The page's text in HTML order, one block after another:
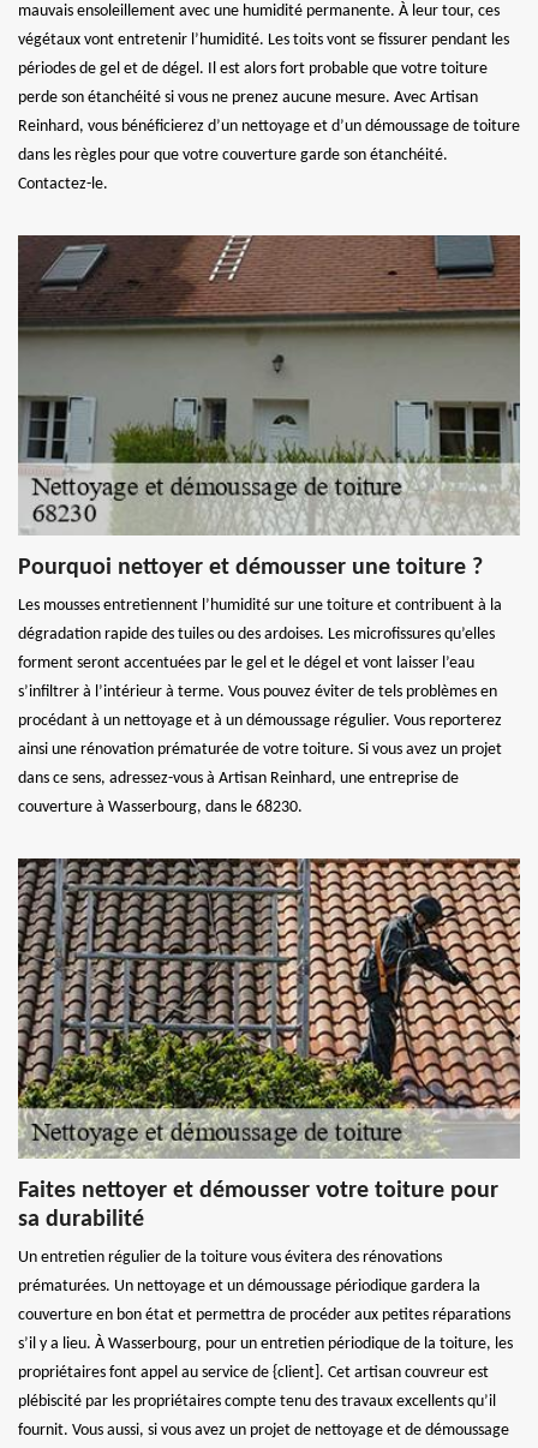
mauvais ensoleillement avec une humidité permanente. À leur tour, ces
végétaux vont entretenir l’humidité. Les toits vont se fissurer pendant les
périodes de gel et de dégel. Il est alors fort probable que votre toiture
perde son étanchéité si vous ne prenez aucune mesure. Avec Artisan
Reinhard, vous bénéficierez d’un nettoyage et d’un démoussage de toiture
dans les règles pour que votre couverture garde son étanchéité.
Contactez-le.
Pourquoi nettoyer et démousser une toiture ?
Les mousses entretiennent l’humidité sur une toiture et contribuent à la
dégradation rapide des tuiles ou des ardoises. Les microfissures qu’elles
forment seront accentuées par le gel et le dégel et vont laisser l’eau
s’infiltrer à l’intérieur à terme. Vous pouvez éviter de tels problèmes en
procédant à un nettoyage et à un démoussage régulier. Vous reporterez
ainsi une rénovation prématurée de votre toiture. Si vous avez un projet
dans ce sens, adressez-vous à Artisan Reinhard, une entreprise de
couverture à Wasserbourg, dans le 68230.
Faites nettoyer et démousser votre toiture pour
sa durabilité
Un entretien régulier de la toiture vous évitera des rénovations
prématurées. Un nettoyage et un démoussage périodique gardera la
couverture en bon état et permettra de procéder aux petites réparations
s’il y a lieu. À Wasserbourg, pour un entretien périodique de la toiture, les
propriétaires font appel au service de {client]. Cet artisan couvreur est
plébiscité par les propriétaires compte tenu des travaux excellents qu’il
fournit. Vous aussi, si vous avez un projet de nettoyage et de démoussage